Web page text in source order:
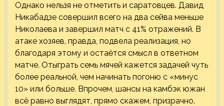
Однако нельзя не отметить и саратовцев. Давид
Никабадзе совершил всего на два сейва меньше
Николаева и завершил матч с 41% отражений. В
атаке хозяев, правда, подвела реализация, но
благодаря этому и остаётся смысл в ответном
матче. Отыграть семь мячей кажется задачей чуть
более реальной, чем начинать погоню с «минус
10» или больше. Впрочем, шансы на камбэк южан
всё равно выглядят, прямо скажем, призрачно.